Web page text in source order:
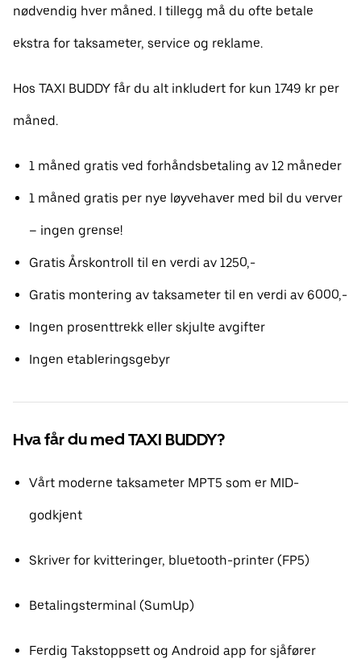
nødvendig hver måned. I tillegg må du ofte betale
ekstra for taksameter, service og reklame.
Hos TAXI BUDDY får du alt inkludert for kun 1749 kr per
måned.
1 måned gratis ved forhåndsbetaling av 12 måneder
1 måned gratis per nye løyvehaver med bil du verver
– ingen grense!
Gratis Årskontroll til en verdi av 1250,-
Gratis montering av taksameter til en verdi av 6000,-
Ingen prosenttrekk eller skjulte avgifter
Ingen etableringsgebyr
Hva får du med TAXI BUDDY?
Vårt moderne taksameter MPT5 som er MID-
godkjent
Skriver for kvitteringer, bluetooth-printer (FP5)
Betalingsterminal (SumUp)
Ferdig Takstoppsett og Android app for sjåfører